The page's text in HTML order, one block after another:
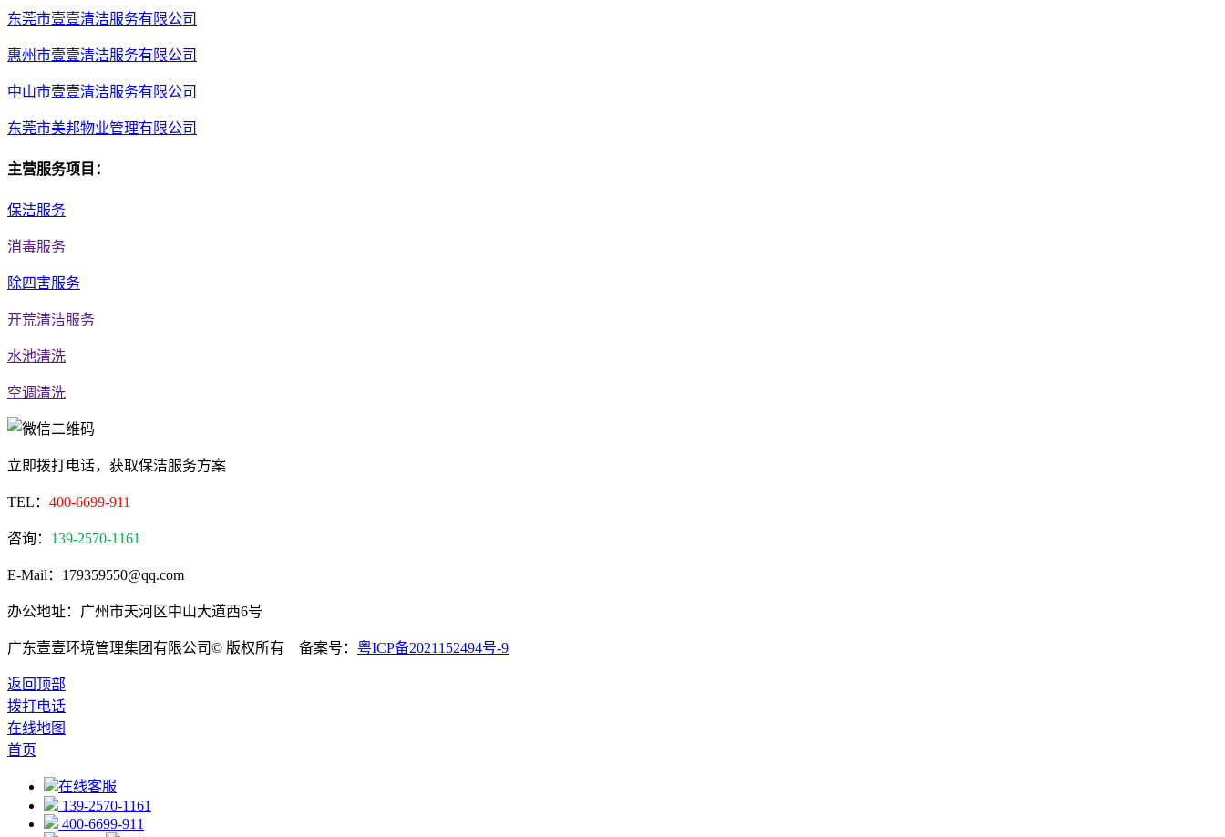
东莞市壹壹清洁服务有限公司
惠州市壹壹清洁服务有限公司
中山市壹壹清洁服务有限公司
东莞市美邦物业管理有限公司
主营服务项目：
保洁服务
消毒服务
除四害服务
开荒清洁服务
水池清洗
空调清洗
立即拨打电话，获取保洁服务方案
TEL： 400-6699-911
咨询： 139-2570-1161
E-Mail：179359550@qq.com
办公地址：广州市天河区中山大道西6号
广东壹壹环境管理集团有限公司© 版权所有 备案号： 粤ICP备2021152494号-9
返回顶部
拨打电话
在线地图
首页
在线客服
139-2570-1161
400-6699-911